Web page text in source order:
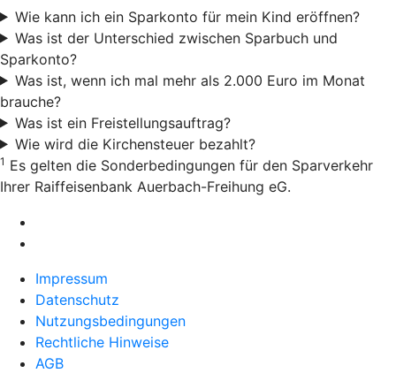
Wie kann ich ein Sparkonto für mein Kind eröffnen?
Was ist der Unterschied zwischen Sparbuch und
Sparkonto?
Was ist, wenn ich mal mehr als 2.000 Euro im Monat
brauche?
Was ist ein Freistellungsauftrag?
Wie wird die Kirchensteuer bezahlt?
1 Es gelten die Sonderbedingungen für den Sparverkehr
Ihrer Raiffeisenbank Auerbach-Freihung eG.
Impressum
Datenschutz
Nutzungsbedingungen
Rechtliche Hinweise
AGB